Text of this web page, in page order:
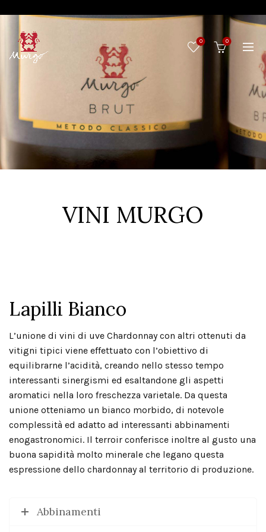
0 0
VINI MURGO
Lapilli Bianco
L’unione di vini di uve Chardonnay con altri ottenuti da
vitigni tipici viene effettuato con l’obiettivo di
equilibrarne l’acidità, creando nello stesso tempo
interessanti sinergismi ed esaltandone gli aspetti
aromatici nella loro freschezza varietale. Da questa
unione otteniamo un bianco morbido, di notevole
complessità ed adatto ad interessanti abbinamenti
enogastronomici. Il terroir conferisce inoltre al gusto una
buona sapidità molto minerale che legano questa
espressione dello chardonnay al territorio di produzione.
Abbinamenti